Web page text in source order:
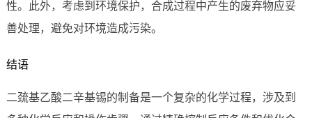
性。此外，考虑到环境保护，合成过程中产生的废弃物应妥
善处理，避免对环境造成污染。
结语
二巯基乙酸二辛基锡的制备是一个复杂的化学过程，涉及到